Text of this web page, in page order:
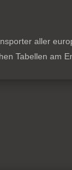
aller
Tabellen am